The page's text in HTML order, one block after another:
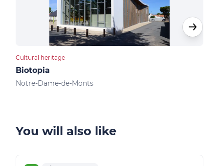
Cultural heritage
Biotopia
Notre-Dame-de-Monts
You will also like